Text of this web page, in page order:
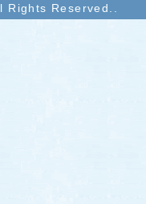
Reserved..